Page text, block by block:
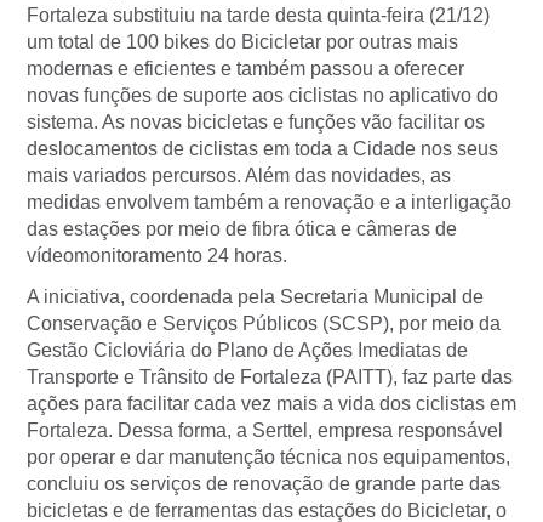
Fortaleza substituiu na tarde desta quinta-feira (21/12)
um total de 100 bikes do Bicicletar por outras mais
modernas e eficientes e também passou a oferecer
novas funções de suporte aos ciclistas no aplicativo do
sistema. As novas bicicletas e funções vão facilitar os
deslocamentos de ciclistas em toda a Cidade nos seus
mais variados percursos. Além das novidades, as
medidas envolvem também a renovação e a interligação
das estações por meio de fibra ótica e câmeras de
vídeomonitoramento 24 horas.
A iniciativa, coordenada pela Secretaria Municipal de
Conservação e Serviços Públicos (SCSP), por meio da
Gestão Cicloviária do Plano de Ações Imediatas de
Transporte e Trânsito de Fortaleza (PAITT), faz parte das
ações para facilitar cada vez mais a vida dos ciclistas em
Fortaleza. Dessa forma, a Serttel, empresa responsável
por operar e dar manutenção técnica nos equipamentos,
concluiu os serviços de renovação de grande parte das
bicicletas e de ferramentas das estações do Bicicletar, o